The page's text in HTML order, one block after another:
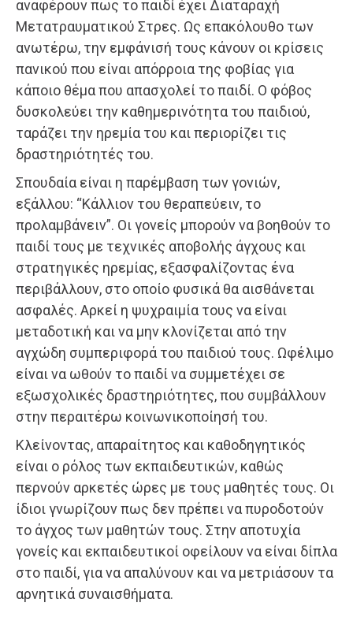
αναφέρουν πως το παιδί έχει Διαταραχή
Μετατραυματικού Στρες. Ως επακόλουθο των
ανωτέρω, την εμφάνισή τους κάνουν οι κρίσεις
πανικού που είναι απόρροια της φοβίας για
κάποιο θέμα που απασχολεί το παιδί. Ο φόβος
δυσκολεύει την καθημερινότητα του παιδιού,
ταράζει την ηρεμία του και περιορίζει τις
δραστηριότητές του.
Σπουδαία είναι η παρέμβαση των γονιών,
εξάλλου: “Κάλλιον του θεραπεύειν, το
προλαμβάνειν”. Οι γονείς μπορούν να βοηθούν το
παιδί τους με τεχνικές αποβολής άγχους και
στρατηγικές ηρεμίας, εξασφαλίζοντας ένα
περιβάλλουν, στο οποίο φυσικά θα αισθάνεται
ασφαλές. Αρκεί η ψυχραιμία τους να είναι
μεταδοτική και να μην κλονίζεται από την
αγχώδη συμπεριφορά του παιδιού τους. Ωφέλιμο
είναι να ωθούν το παιδί να συμμετέχει σε
εξωσχολικές δραστηριότητες, που συμβάλλουν
στην περαιτέρω κοινωνικοποίησή του.
Κλείνοντας, απαραίτητος και καθοδηγητικός
είναι ο ρόλος των εκπαιδευτικών, καθώς
περνούν αρκετές ώρες με τους μαθητές τους. Οι
ίδιοι γνωρίζουν πως δεν πρέπει να πυροδοτούν
το άγχος των μαθητών τους. Στην αποτυχία
γονείς και εκπαιδευτικοί οφείλουν να είναι δίπλα
στο παιδί, για να απαλύνουν και να μετριάσουν τα
αρνητικά συναισθήματα.